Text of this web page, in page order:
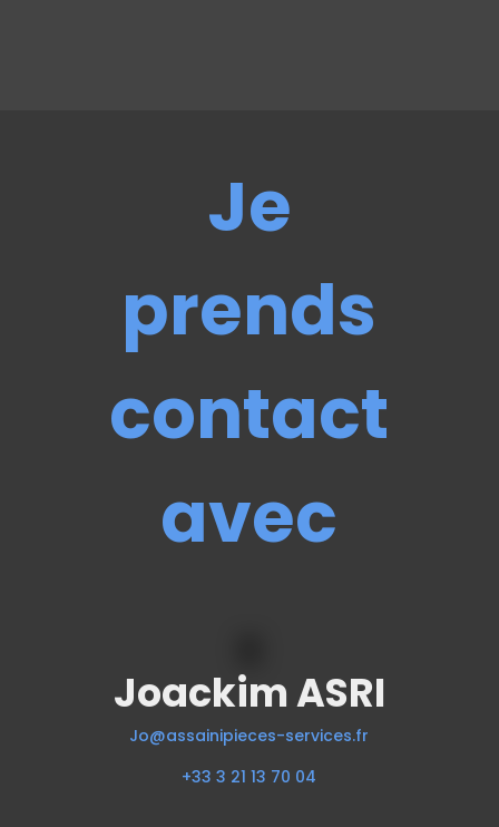
Je
prends
contact
avec
Joackim ASRI
Jo@assainipieces-services.fr
+33 3 21 13 70 04